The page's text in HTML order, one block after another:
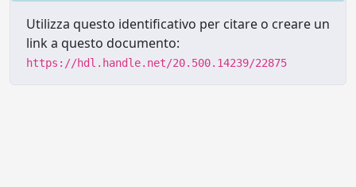
Utilizza questo identificativo per citare o creare un
link a questo documento:
https://hdl.handle.net/20.500.14239/22875